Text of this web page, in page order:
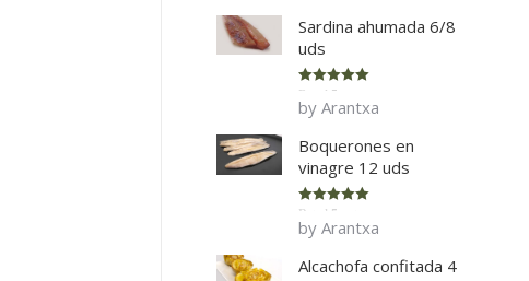
Sardina ahumada 6/8
uds
Rated 5
of 5
by Arantxa
Boquerones en
vinagre 12 uds
Rated 5
of 5
by Arantxa
Alcachofa confitada 4